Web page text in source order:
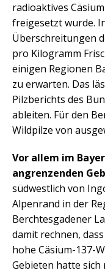
radioaktives
freigesetzt wurde.
Überschreitungen
pro Kilogramm
einigen Regionen
zu erwarten. Das
Pilzberichts des
ableiten. Für den
Wildpilze von
Vor allem im
angrenzenden
südwestlich von
Alpenrand in der
Berchtesgadener
damit rechnen,
hohe Cäsium-137-
Gebieten hatte sich